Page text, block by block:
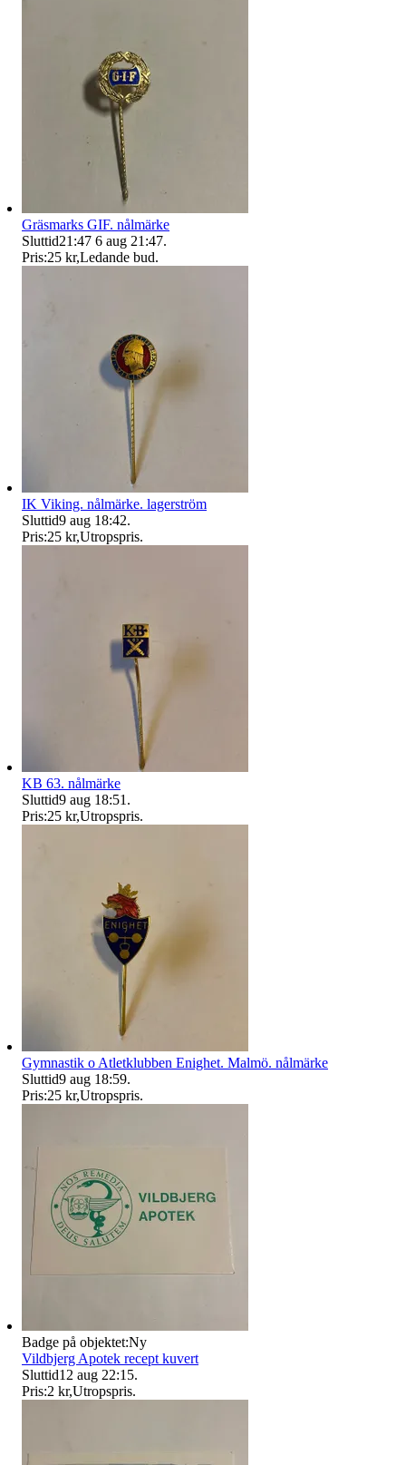
Gräsmarks GIF. nålmärke
Sluttid21:47 6 aug 21:47.
Pris:25 kr,Ledande bud.
IK Viking. nålmärke. lagerström
Sluttid9 aug 18:42.
Pris:25 kr,Utropspris.
KB 63. nålmärke
Sluttid9 aug 18:51 .
Pris:25 kr,Utropspris.
Gymnastik o Atletklubben Enighet. Malmö. nålmärke
Sluttid9 aug 18:59.
Pris:25 kr,Utropspris.
Badge på objektet:Ny
Vildbjerg Apotek recept kuvert
Sluttid12 aug 22:15.
Pris:2 kr,Utropspris.